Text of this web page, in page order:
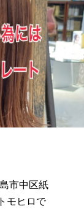
市中区紙
モヒロで